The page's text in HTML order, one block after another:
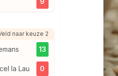
naar keuze 2
13
la Lau 0